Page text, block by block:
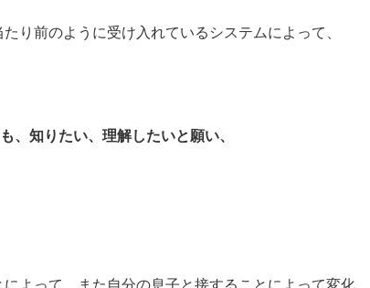
り前のように受け入れているシステムによって、
、知りたい、理解したいと願い、
よって、また自分の息子と接することによって変化